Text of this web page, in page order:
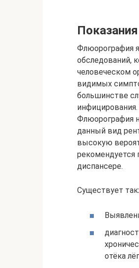
Флюорография
обследований,
человеческом
видимых
большинстве
Флюорография
данный вид
высокую
рекомендуется
диспансере.
Существует
отёка